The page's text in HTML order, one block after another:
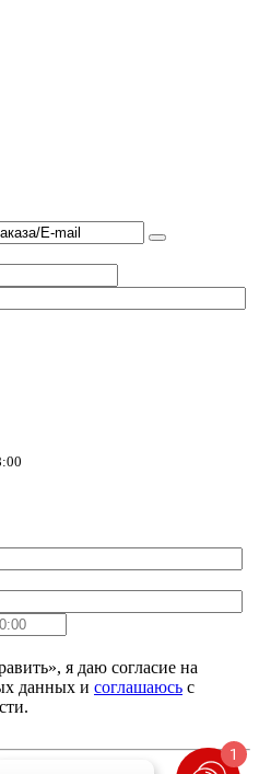
я даю согласие на
данных и соглашаюсь с
1